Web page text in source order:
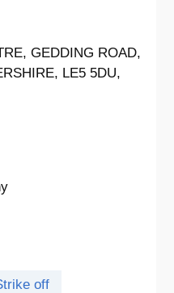
GEDDING ROAD,
LE5 5DU,
off